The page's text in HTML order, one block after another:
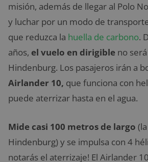
misión, además de llegar al Polo
y luchar por un modo de
que reduzca la huella de carbono.
años, el vuelo en dirigible no
Hindenburg. Los pasajeros irán a
Airlander 10, que funciona con
puede aterrizar hasta en el agua.
Mide casi 100 metros de largo
Hindenburg) y se impulsa con 4
notarás el aterrizaje! El Airlander 10